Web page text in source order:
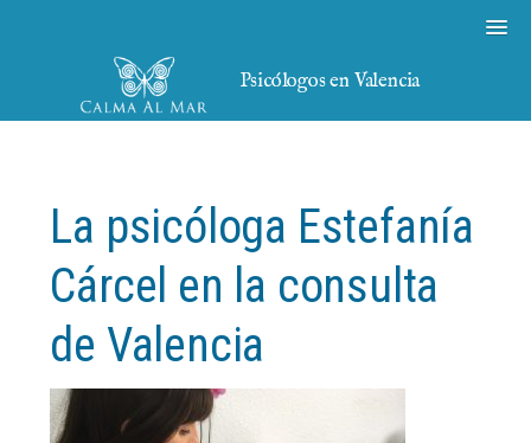
Psicólogos en Valencia
La psicóloga Estefanía
Cárcel en la consulta
de Valencia